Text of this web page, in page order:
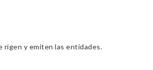
rigen y emiten las entidades.